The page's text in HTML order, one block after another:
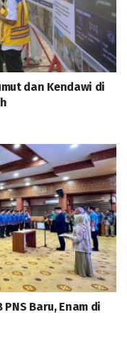
dan Kendawi di
Baru, Enam di